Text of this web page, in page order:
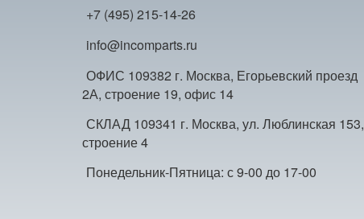
+7 (495) 215-14-26
info@incomparts.ru
ОФИС 109382 г. Москва, Егорьевский проезд
2А, строение 19, офис 14
СКЛАД 109341 г. Москва, ул. Люблинская 153,
строение 4
Понедельник-Пятница: с 9-00 до 17-00